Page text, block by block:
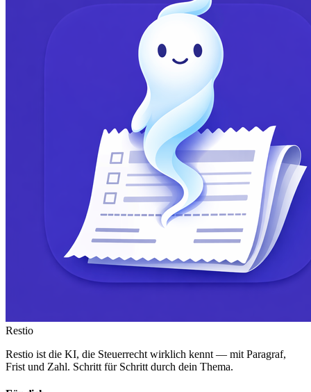
Restio
Restio ist die KI, die Steuerrecht wirklich kennt — mit Paragraf,
Frist und Zahl. Schritt für Schritt durch dein Thema.